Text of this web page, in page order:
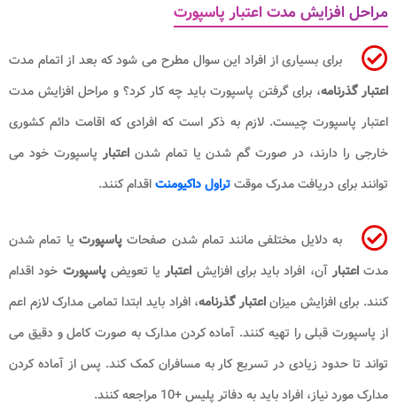
مراحل افزایش مدت اعتبار پاسپورت
برای بسیاری از افراد این سوال مطرح می شود که بعد از اتمام مدت
اعتبار گذرنامه، برای گرفتن پاسپورت باید چه کار کرد؟ و مراحل افزایش مدت
اعتبار پاسپورت چیست. لازم به ذکر است که افرادی که اقامت دائم کشوری
خارجی را دارند، در صورت گم شدن یا تمام شدناعتبار پاسپورت خود می
توانند برای دریافت مدرک موقتتراول داکیومنتاقدام کنند.
به دلایل مختلفی مانند تمام شدن صفحاتپاسپورت یا تمام شدن
مدتاعتبارآن، افراد باید برای افزایش اعتبار یا تعویضپاسپورت خود اقدام
کنند. برای افزایش میزاناعتبار گذرنامه، افراد باید ابتدا تمامی مدارک لازم اعم
از پاسپورت قبلی را تهیه کنند. آماده کردن مدارک به صورت کامل و دقیق می
تواند تا حدود زیادی در تسریع کار به مسافران کمک کند. پس از آماده کردن
مدارک مورد نیاز، افراد باید به دفاتر پلیس +10 مراجعه کنند.